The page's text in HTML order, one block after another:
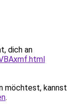
dich an
möchtest, kannst
.